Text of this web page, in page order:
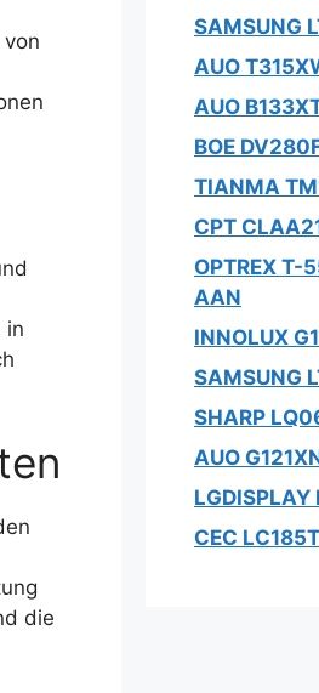
in
die
SAMSUNG
AUO
AUO
BOE
TIANMA
CPT
OPTREX
AAN
INNOLUX
SAMSUNG
SHARP
AUO
CEC